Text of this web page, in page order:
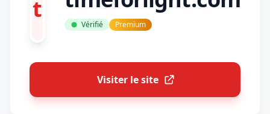
t
Vérifié Premium
Visiter le site